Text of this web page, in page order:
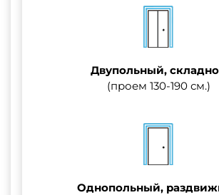
Двупольный,
(проем 130-190 см.)
Однопольный,